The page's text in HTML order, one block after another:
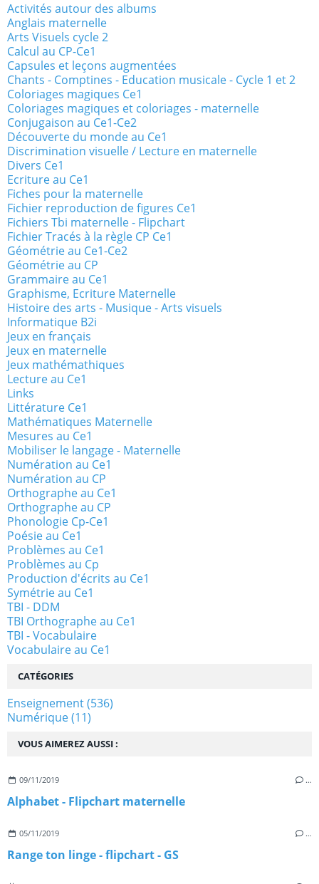
VOUS AIMEREZ AUSSI :
09/11/2019 …
Alphabet - Flipchart maternelle
05/11/2019 …
Range ton linge - flipchart - GS
Activités autour des albums
Anglais maternelle
Arts Visuels cycle 2
Calcul au CP-Ce1
Capsules et leçons augmentées
Chants - Comptines - Education musicale - Cycle 1 et 2
Coloriages magiques Ce1
Coloriages magiques et coloriages - maternelle
Conjugaison au Ce1-Ce2
Découverte du monde au Ce1
Discrimination visuelle / Lecture en maternelle
Divers Ce1
Ecriture au Ce1
Fiches pour la maternelle
Fichier reproduction de figures Ce1
Fichiers Tbi maternelle - Flipchart
Fichier Tracés à la règle CP Ce1
Géométrie au Ce1-Ce2
Géométrie au CP
Grammaire au Ce1
Graphisme, Ecriture Maternelle
Histoire des arts - Musique - Arts visuels
Informatique B2i
Jeux en français
Jeux en maternelle
Jeux mathémathiques
Lecture au Ce1
Links
Littérature Ce1
Mathématiques Maternelle
Mesures au Ce1
Mobiliser le langage - Maternelle
Numération au Ce1
Numération au CP
Orthographe au Ce1
Orthographe au CP
Phonologie Cp-Ce1
Poésie au Ce1
Problèmes au Ce1
Problèmes au Cp
Production d'écrits au Ce1
Symétrie au Ce1
TBI - DDM
TBI Orthographe au Ce1
TBI - Vocabulaire
Vocabulaire au Ce1
CATÉGORIES
Enseignement(536)
Numérique(11)